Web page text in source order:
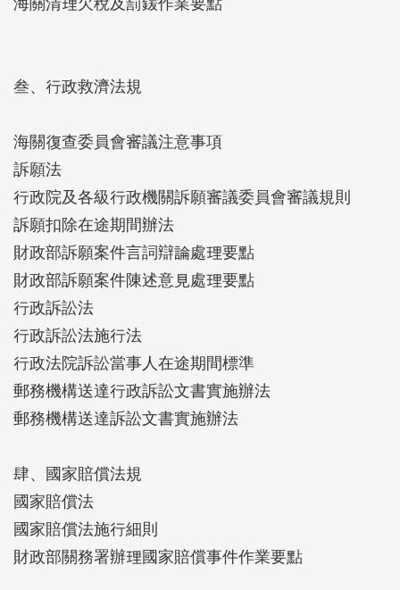
海關清理欠稅及罰鍰作業要點
叁、行政救濟法規
海關復查委員會審議注意事項
訴願法
行政院及各級行政機關訴願審議委員會審議規則
訴願扣除在途期間辦法
財政部訴願案件言詞辯論處理要點
財政部訴願案件陳述意見處理要點
行政訴訟法
行政訴訟法施行法
行政法院訴訟當事人在途期間標準
郵務機構送達行政訴訟文書實施辦法
郵務機構送達訴訟文書實施辦法
肆、國家賠償法規
國家賠償法
國家賠償法施行細則
財政部關務署辦理國家賠償事件作業要點